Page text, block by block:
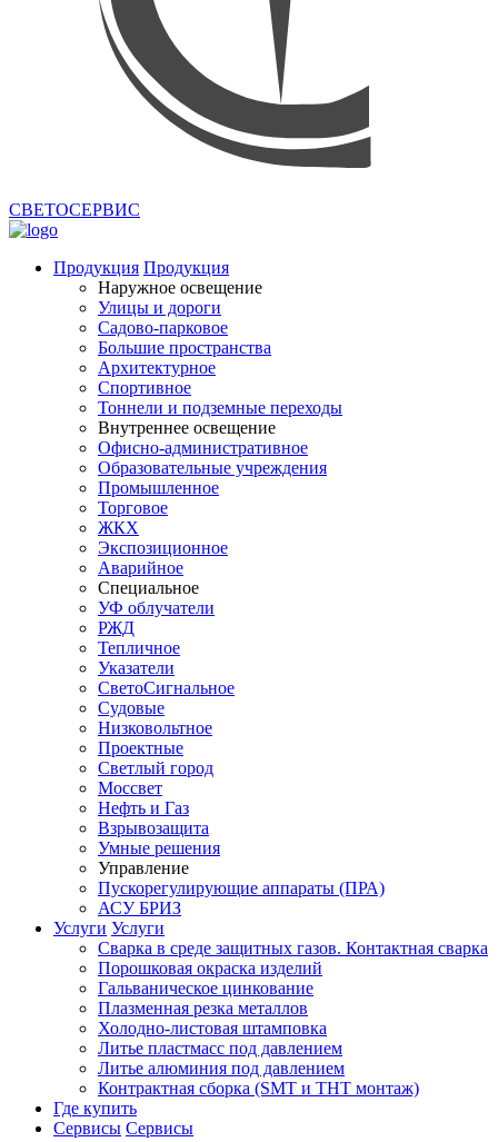
СВЕТОСЕРВИС
Продукция Продукция
Наружное освещение
Улицы и дороги
Садово-парковое
Большие пространства
Архитектурное
Спортивное
Тоннели и подземные переходы
Внутреннее освещение
Офисно-административное
Образовательные учреждения
Промышленное
Торговое
ЖКХ
Экспозиционное
Аварийное
Специальное
УФ облучатели
РЖД
Тепличное
Указатели
СветоСигнальное
Судовые
Низковольтное
Проектные
Светлый город
Моссвет
Нефть и Газ
Взрывозащита
Умные решения
Управление
Пускорегулирующие аппараты (ПРА)
АСУ БРИЗ
Услуги Услуги
Сварка в среде защитных газов. Контактная сварка
Порошковая окраска изделий
Гальваническое цинкование
Плазменная резка металлов
Холодно-листовая штамповка
Литье пластмасс под давлением
Литье алюминия под давлением
Контрактная сборка (SMT и THT монтаж)
Где купить
Сервисы Сервисы